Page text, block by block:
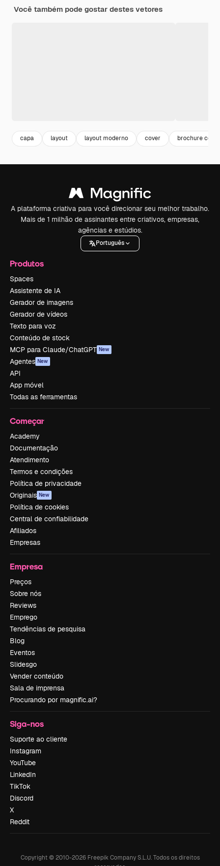
Você também pode gostar destes vetores
capa layout layout moderno cover brochure cover
A plataforma criativa para você direcionar seu melhor trabalho.
Mais de 1 milhão de assinantes entre criativos, empresas,
agências e estúdios.
Português
Produtos
Spaces
Assistente de IA
Gerador de imagens
Gerador de vídeos
Texto para voz
Conteúdo de stock
MCP para Claude/ChatGPT New
Agentes New
API
App móvel
Todas as ferramentas
Começar
Academy
Documentação
Atendimento
Termos e condições
Política de privacidade
Originais New
Política de cookies
Central de confiabilidade
Afiliados
Empresas
Empresa
Preços
Sobre nós
Reviews
Emprego
Tendências de pesquisa
Blog
Eventos
Slidesgo
Vender conteúdo
Sala de imprensa
Procurando por magnific.ai?
Siga-nos
Suporte ao cliente
Instagram
YouTube
LinkedIn
TikTok
Discord
X
Reddit
Copyright © 2010-2026Freepik Company S.L.U. Todos os direitos